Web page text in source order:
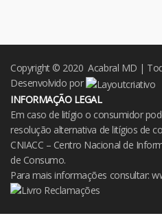
Copyright © 2020 Acabral MD |
Desenvolvido por
INFORMAÇÃO LEGAL
Em caso de litígio o consumidor
resolução alternativa de litígios de
CNIACC – Centro Nacional de
de Consumo.
Para mais informações consultar: